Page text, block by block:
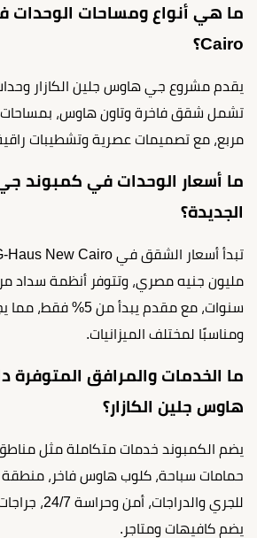
Cairo؟
يقدم مشروع جي هاوس جلين الكازار
مربع، مع تصميمات عصرية وتشطيبات
ما أسعار الوحدات في كمبوند
الجديدة؟
سنوات، مع مقدم يبدأ من
ومناسبًا لمختلف الميزانيات.
ما الخدمات والمرافق
هاوس جلين الكازار؟
يضم الكمبوند خدمات متكاملة مثل
حمامات سباحة، كلوب هاوس فاخر، منطقة
للجري
يضم كافيهات ومتاجر.